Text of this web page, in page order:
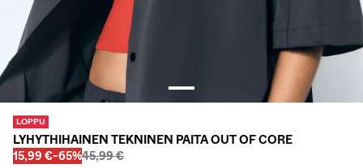
LOPPU
LYHYTHIHAINEN TEKNINEN PAITA OUT OF CORE
ALENNETTU HINTA
15,99 €ALENNUS
-65%Ennen
45,99 €
Ennen
JA VILLATAKIT
SETS
VIIMEISET PÄIVÄT